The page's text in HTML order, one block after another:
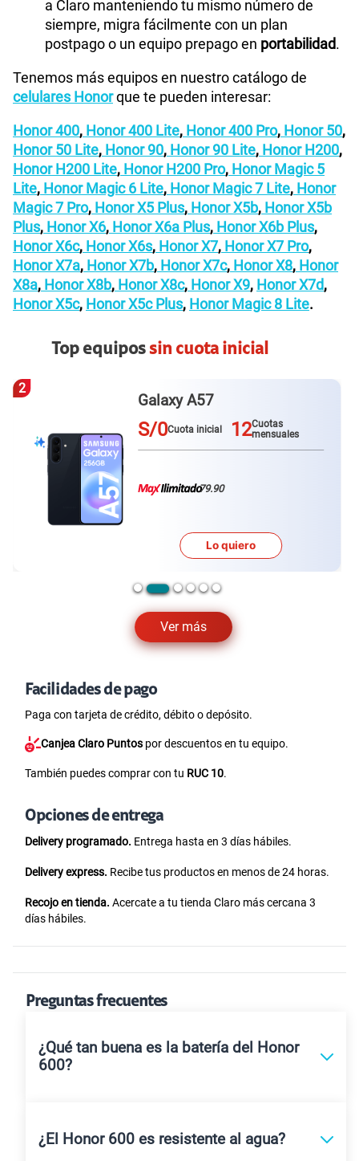
a Claro manteniendo tu mismo número de
siempre, migra fácilmente con un plan
postpago o un equipo prepago en portabilidad.
Tenemos más equipos en nuestro catálogo de
celulares Honorque te pueden interesar:
Honor 400, Honor 400 Lite, Honor 400 Pro, Honor 50,
Honor 50 Lite, Honor 90, Honor 90 Lite, Honor H200,
Honor H200 Lite, Honor H200 Pro, Honor Magic 5
Lite, Honor Magic 6 Lite, Honor Magic 7 Lite, Honor
Magic 7 Pro, Honor X5 Plus, Honor X5b, Honor X5b
Plus, Honor X6, Honor X6a Plus, Honor X6b Plus,
Honor X6c, Honor X6s, Honor X7, Honor X7 Pro,
Honor X7a, Honor X7b, Honor X7c, Honor X8, Honor
X8a, Honor X8b, Honor X8c, Honor X9, Honor X7d,
Honor X5c, Honor X5c Plus, Honor Magic 8 Lite.
Top equipossin cuota inicial
Ver más
3
Redmi Note 15 pro plus
S/0Cuota inicial 12Cuotas
mensuales
79.90
Lo quiero
Facilidades de pago
Paga con tarjeta de crédito, débito o depósito.
Canjea Claro Puntos por descuentos en tu equipo.
También puedes comprar con tu RUC 10.
Opciones de entrega
Delivery programado. Entrega hasta en 3 días hábiles.
Delivery express. Recibe tus productos en menos de 24 horas.
Recojo en tienda. Acercate a tu tienda Claro más cercana 3
días hábiles.
Preguntas frecuentes
¿Qué tan buena es la batería del Honor
600?
¿El Honor 600 es resistente al agua?